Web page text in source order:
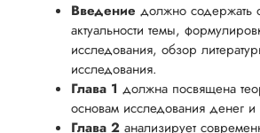
Введение должно содержать
актуальности темы,
исследования, обзор
исследования.
Глава 1 должна посвящена
основам исследования денег и
Глава 2 анализирует